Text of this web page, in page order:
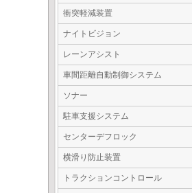
衝突軽減装置
ナイトビジョン
レーンアシスト
車間距離自動制御システム
ソナー
駐車支援システム
センターデフロック
横滑り防止装置
トラクションコントロール